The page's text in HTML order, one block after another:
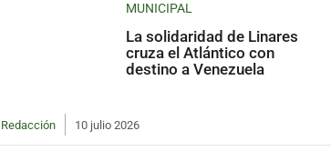
MUNICIPAL
La solidaridad de Linares
cruza el Atlántico con
destino a Venezuela
Redacción 10 julio 2026